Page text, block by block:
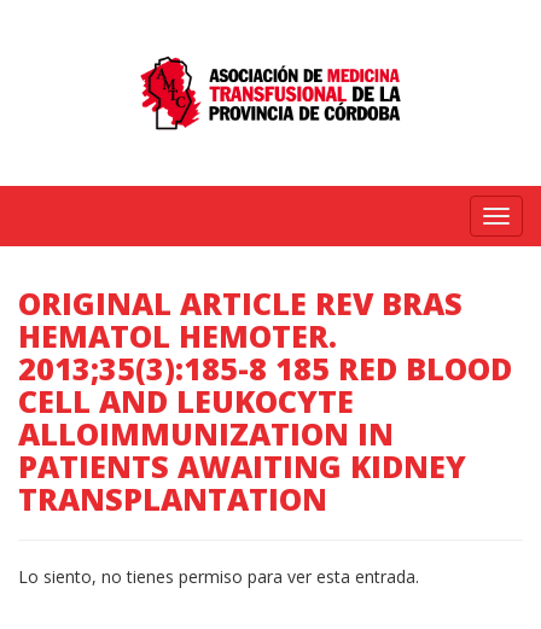
Menú
ORIGINAL ARTICLE REV BRAS
HEMATOL HEMOTER.
2013;35(3):185-8 185 RED BLOOD
CELL AND LEUKOCYTE
ALLOIMMUNIZATION IN
PATIENTS AWAITING KIDNEY
TRANSPLANTATION
Lo siento, no tienes permiso para ver esta entrada.